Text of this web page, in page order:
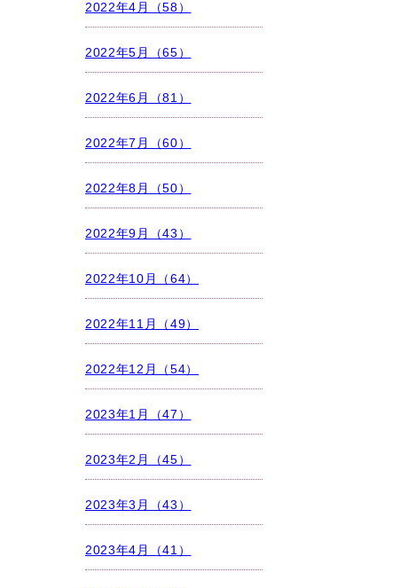
2022年4月（58）
2022年5月（65）
2022年6月（81）
2022年7月（60）
2022年8月（50）
2022年9月（43）
2022年10月（64）
2022年11月（49）
2022年12月（54）
2023年1月（47）
2023年2月（45）
2023年3月（43）
2023年4月（41）